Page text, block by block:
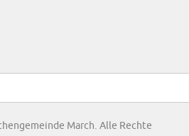
March. Alle Rechte